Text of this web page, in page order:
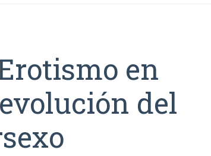
en
del